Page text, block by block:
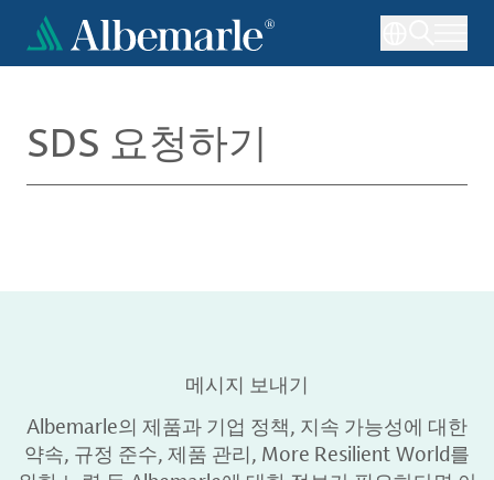
콘
SDS 요청하기
메시지 보내기
Albemarle의 제품과 기업 정책, 지속 가능성에 대한
약속, 규정 준수, 제품 관리, More Resilient World를